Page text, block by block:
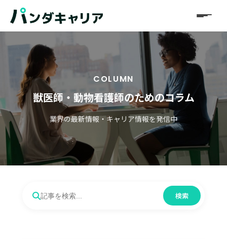
COLUMN
獣医師・動物看護師のためのコラム
業界の最新情報・キャリア情報を発信中
検索